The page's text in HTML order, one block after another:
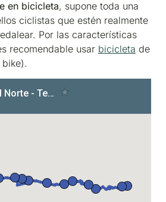
en bicicleta, supone toda una
ciclistas que estén realmente
Por las características
recomendable usar bicicleta de